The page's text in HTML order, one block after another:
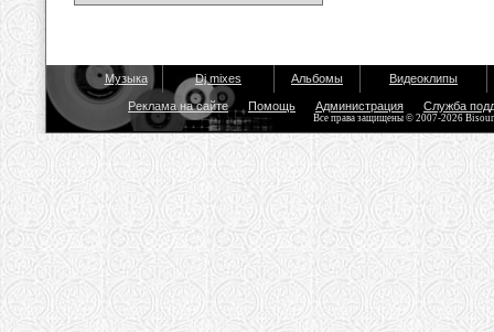
Музыка Dj mixes Альбомы Видеоклипы
Реклама на сайте Помощь Администрация Служба
Все права защищены © 2007-2026